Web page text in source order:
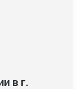
в г.